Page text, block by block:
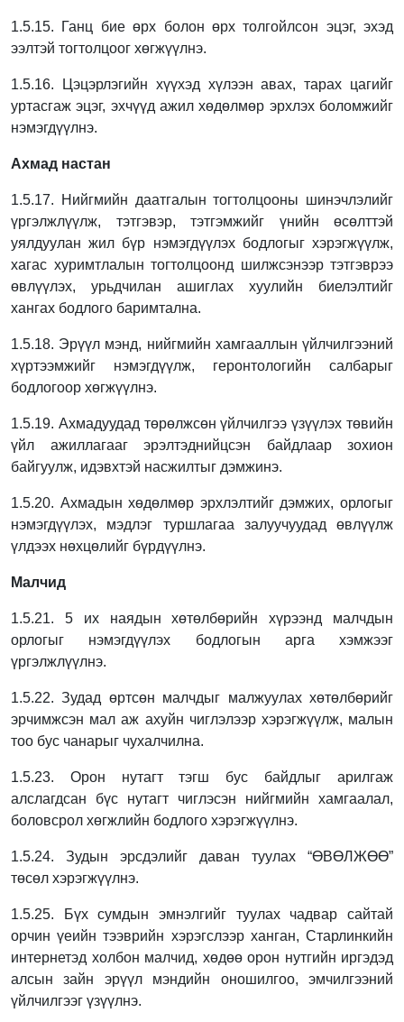
1.5.15. Ганц бие өрх болон өрх толгойлсон эцэг, эхэд
ээлтэй тогтолцоог хөгжүүлнэ.
1.5.16. Цэцэрлэгийн хүүхэд хүлээн авах, тарах цагийг
уртасгаж эцэг, эхчүүд ажилхөдөлмөр эрхлэх боломжийг
нэмэгдүүлнэ.
Ахмад настан
1.5.17. Нийгмийн даатгалын тогтолцооны шинэчлэлийг
үргэлжлүүлж, тэтгэвэр, тэтгэмжийг үнийн өсөлттэй
уялдуулан жил бүр нэмэгдүүлэх бодлогыг хэрэгжүүлж,
хагас хуримтлалын тогтолцоонд шилжсэнээр тэтгэврээ
өвлүүлэх, урьдчилан ашиглах хуулийн биелэлтийг
хангах бодлого баримтална.
1.5.18. Эрүүл мэнд, нийгмийн хамгааллын үйлчилгээний
хүртээмжийг нэмэгдүүлж, геронтологийн салбарыг
бодлогоор хөгжүүлнэ.
1.5.19. Ахмадуудад төрөлжсөн үйлчилгээ үзүүлэх төвийн
үйл ажиллагааг эрэлтэднийцсэн байдлаар зохион
байгуулж, идэвхтэй насжилтыг дэмжинэ.
1.5.20. Ахмадын хөдөлмөр эрхлэлтийг дэмжих, орлогыг
нэмэгдүүлэх, мэдлэг туршлагаа залуучуудад өвлүүлж
үлдээх нөхцөлийг бүрдүүлнэ.
Малчид
1.5.21. 5 их наядын хөтөлбөрийн хүрээнд малчдын
орлогыг нэмэгдүүлэх бодлогын арга хэмжээг
үргэлжлүүлнэ.
1.5.22. Зудад өртсөн малчдыг малжуулах хөтөлбөрийг
эрчимжсэн мал аж ахуйн чиглэлээр хэрэгжүүлж, малын
тоо бус чанарыг чухалчилна.
1.5.23. Орон нутагт тэгш бус байдлыг арилгаж
алслагдсан бүс нутагт чиглэсэн нийгмийн хамгаалал,
боловсрол хөгжлийн бодлого хэрэгжүүлнэ.
1.5.24. Зудын эрсдэлийг даван туулах “ӨВӨЛЖӨӨ”
төсөл хэрэгжүүлнэ.
1.5.25. Бүх сумдын эмнэлгийг туулах чадвар сайтай
орчин үеийн тээврийн хэрэгслээр ханган, Старлинкийн
интернетэд холбон малчид, хөдөө орон нутгийн иргэдэд
алсынзайн эрүүл мэндийн оношилгоо, эмчилгээний
үйлчилгээг үзүүлнэ.